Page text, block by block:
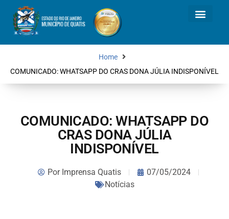
Home
COMUNICADO: WHATSAPP DO CRAS DONA JÚLIA INDISPONÍVEL
COMUNICADO: WHATSAPP DO
CRAS DONA JÚLIA
INDISPONÍVEL
PorImprensa Quatis
07/05/2024
Notícias